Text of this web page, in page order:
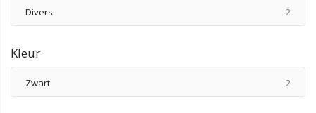
Divers 2
Kleur
Zwart 2